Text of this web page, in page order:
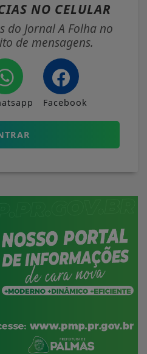
NO CELULAR
do Jornal A Folha no
de mensagens.
Facebook